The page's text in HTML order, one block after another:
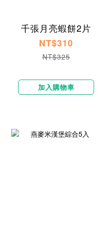
千張月亮蝦餅2片
NT$310
NT$325
加入購物車